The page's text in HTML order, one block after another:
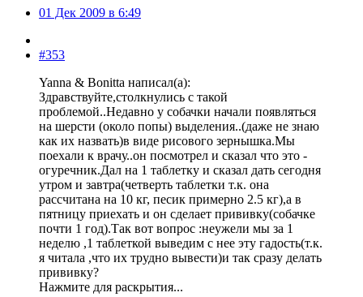
01 Дек 2009 в 6:49
#353
Yanna & Bonitta написал(а):
Здравствуйте,столкнулись с такой
проблемой..Недавно у собачки начали появляться
на шерсти (около попы) выделения..(даже не знаю
как их назвать)в виде рисового зернышка.Мы
поехали к врачу..он посмотрел и сказал что это -
огуречник.Дал на 1 таблетку и сказал дать сегодня
утром и завтра(четверть таблетки т.к. она
рассчитана на 10 кг, песик примерно 2.5 кг),а в
пятницу приехать и он сделает прививку(собачке
почти 1 год).Так вот вопрос :неужели мы за 1
неделю ,1 таблеткой выведим с нее эту гадость(т.к.
я читала ,что их трудно вывести)и так сразу делать
прививку?
Нажмите для раскрытия...